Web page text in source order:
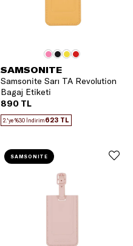
SAMSONITE
Samsonite Sarı TA Revolution
Bagaj Etiketi
890 TL
2.'ye %30 İndirim623 TL
SAMSONITE